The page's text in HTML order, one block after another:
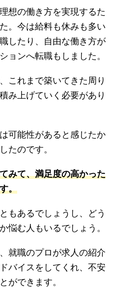
想の働き方を実現するた
。今は給料も休みも多い
したり、自由な働き方が
ョンへ転職もしました。
これまで築いてきた周り
み上げていく必要があり
可能性があると感じたか
たのです。
みて、満足度の高かった
。
もあるでしょうし、どう
悩む人もいるでしょう。
就職のプロが求人の紹介
バイスをしてくれ、不安
ができます。